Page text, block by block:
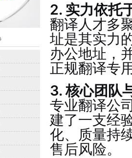
2. 实力依托
翻译人才多
址是其实力
办公地址，
正规翻译专
3. 核心团队
专业翻译公
建了一支经
化、质量持
售后风险。